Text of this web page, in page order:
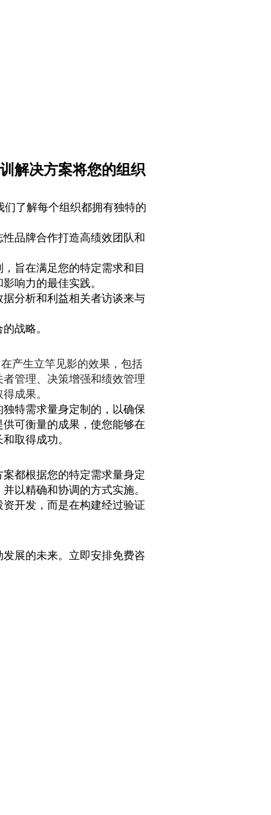
top- and
top-tier
impact. It
soon
David Swers - Glen Raven, Inc.
February 2021 - We moved from being a
communicating the vision and strategy of
along with my goals, expectations, and the
to get there. I’m much more focused and
The team has also become much more
解决方案将您的组织
了解每个组织都拥有独特的
品牌合作打造高绩效团队和
旨在满足您的特定需求和目
响力的最佳实践。
分析和利益相关者访谈来与
战略。
产生立竿见影的效果，包括
管理、决策增强和绩效管理
成果。
特需求量身定制的，以确保
可衡量的成果，使您能够在
取得成功。
都根据您的特定需求量身定
以精确和协调的方式实施。
开发，而是在构建经过验证
展的未来。 立即安排免费咨